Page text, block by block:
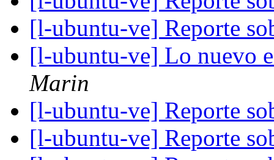
[l-ubuntu-ve] Reporte
[l-ubuntu-ve] Lo nuevo
Marin
[l-ubuntu-ve] Reporte
[l-ubuntu-ve] Reporte